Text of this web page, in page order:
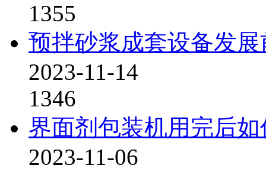
1355
预拌砂浆成套设备发展
2023-11-14
1346
界面剂包装机用完后
2023-11-06